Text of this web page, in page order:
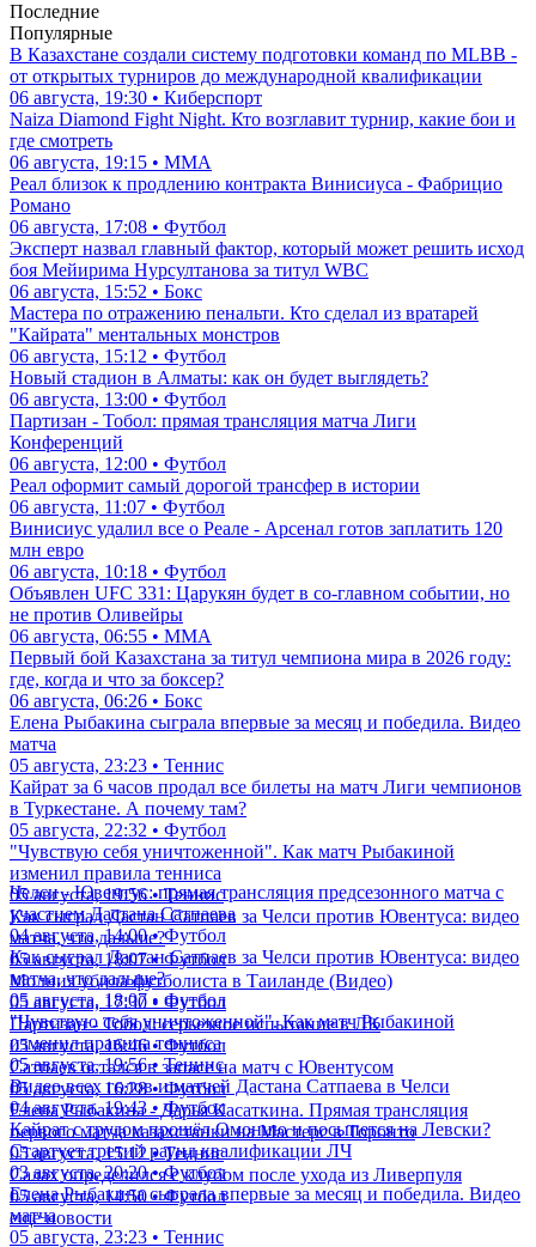
Последние
Популярные
В Казахстане создали систему подготовки команд по MLBB -
от открытых турниров до международной квалификации
06 августа, 19:30 • Киберспорт
Naiza Diamond Fight Night. Кто возглавит турнир, какие бои и
где смотреть
06 августа, 19:15 • ММА
Реал близок к продлению контракта Винисиуса - Фабрицио
Романо
06 августа, 17:08 • Футбол
Эксперт назвал главный фактор, который может решить исход
боя Мейирима Нурсултанова за титул WBC
06 августа, 15:52 • Бокс
Мастера по отражению пенальти. Кто сделал из вратарей
"Кайрата" ментальных монстров
06 августа, 15:12 • Футбол
Новый стадион в Алматы: как он будет выглядеть?
06 августа, 13:00 • Футбол
Партизан - Тобол: прямая трансляция матча Лиги
Конференций
06 августа, 12:00 • Футбол
Реал оформит самый дорогой трансфер в истории
06 августа, 11:07 • Футбол
Винисиус удалил все о Реале - Арсенал готов заплатить 120
млн евро
06 августа, 10:18 • Футбол
Объявлен UFC 331: Царукян будет в со-главном событии, но
не против Оливейры
06 августа, 06:55 • ММА
Первый бой Казахстана за титул чемпиона мира в 2026 году:
где, когда и что за боксер?
06 августа, 06:26 • Бокс
Елена Рыбакина сыграла впервые за месяц и победила. Видео
матча
05 августа, 23:23 • Теннис
Кайрат за 6 часов продал все билеты на матч Лиги чемпионов
в Туркестане. А почему там?
05 августа, 22:32 • Футбол
"Чувствую себя уничтоженной". Как матч Рыбакиной
изменил правила тенниса
05 августа, 19:56 • Теннис
Как сыграл Дастан Сатпаев за Челси против Ювентуса: видео
матча, что дальше?
05 августа, 18:07 • Футбол
Молния убила футболиста в Таиланде (Видео)
05 августа, 17:30 • Футбол
Партизан - Тобол: серьезное испытание в ЛК
05 августа, 16:46 • Футбол
Сатпаев остался в запасе на матч с Ювентусом
05 августа, 16:28 • Футбол
Елена Рыбакина - Дарья Касаткина. Прямая трансляция
первого матча казахстанки на Мастерс в Торонто
05 августа, 15:12 • Теннис
Салах определился с клубом после ухода из Ливерпуля
05 августа, 14:50 • Футбол
еще новости
Челси - Ювентус: прямая трансляция предсезонного матча с
участием Дастана Сатпаева
04 августа, 14:00 • Футбол
Как сыграл Дастан Сатпаев за Челси против Ювентуса: видео
матча, что дальше?
05 августа, 18:07 • Футбол
"Чувствую себя уничтоженной". Как матч Рыбакиной
изменил правила тенниса
05 августа, 19:56 • Теннис
Видео всех голов и матчей Дастана Сатпаева в Челси
04 августа, 19:43 • Футбол
Кайрат с трудом прошёл Омонию и посыпется на Левски?
Стартует третий раунд квалификации ЛЧ
03 августа, 20:20 • Футбол
Елена Рыбакина сыграла впервые за месяц и победила. Видео
матча
05 августа, 23:23 • Теннис